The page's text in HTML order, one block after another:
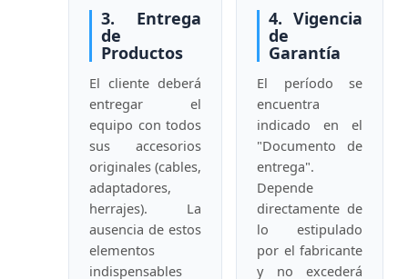
3. Entrega
de
Productos
El cliente deberá
entregar el
equipo con todos
sus accesorios
originales (cables,
adaptadores,
herrajes). La
ausencia de estos
elementos
indispensables
4. Vigencia
de
Garantía
El período se
encuentra
indicado en el
"Documento de
entrega".
Depende
directamente de
lo estipulado
por el fabricante
y no excederá